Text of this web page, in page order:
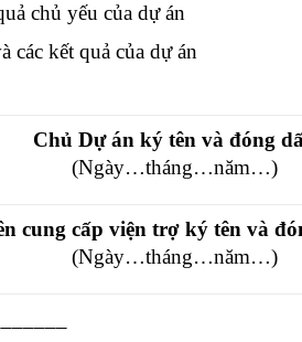
chủ yếu của dự án
các kết quả của dự án
Chủ Dự án ký tên và đóng
(Ngày…tháng…năm…)
cung cấp viện trợ ký tên và
(Ngày…tháng…năm…)